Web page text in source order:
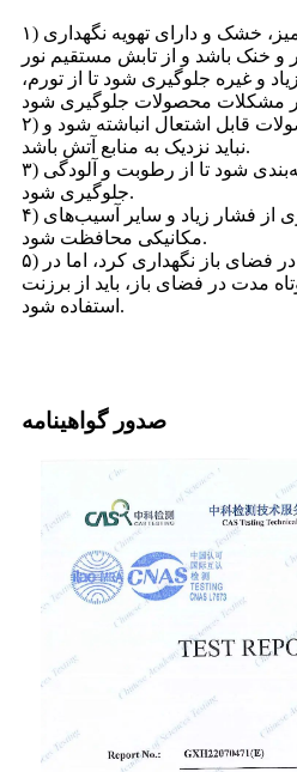
۱) محصول باید در انباری تمیز، خشک و دارای تهویه نگهداری
و خنک باشد و از تابش مستقیم نور
و غیره جلوگیری شود تا از تورم،
۲) محصول نباید در کنار محصولات قابل اشتعال انباشته شود و
نباید نزدیک به منابع آتش باشد.
۳) محصول باید کاملاً بسته‌بندی شود تا از رطوبت و آلودگی
جلوگیری شود.
۴) محصول باید در طول انبارداری از فشار زیاد و سایر آسیب‌های
مکانیکی محافظت شود.
۵) این محصول را نمی‌توان در فضای باز نگهداری کرد، اما در
مدت در فضای باز، باید از برزنت
استفاده شود.
صدور گواهینامه